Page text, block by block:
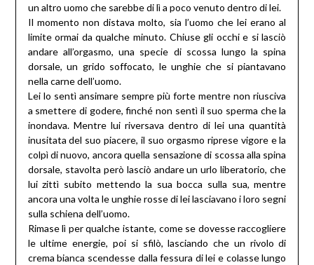
un altro uomo che sarebbe di lì a poco venuto dentro di lei.
Il momento non distava molto, sia l’uomo che lei erano al
limite ormai da qualche minuto. Chiuse gli occhi e si lasciò
andare all’orgasmo, una specie di scossa lungo la spina
dorsale, un grido soffocato, le unghie che si piantavano
nella carne dell’uomo.
Lei lo sentì ansimare sempre più forte mentre non riusciva
a smettere di godere, finché non sentì il suo sperma che la
inondava. Mentre lui riversava dentro di lei una quantità
inusitata del suo piacere, il suo orgasmo riprese vigore e la
colpì di nuovo, ancora quella sensazione di scossa alla spina
dorsale, stavolta però lasciò andare un urlo liberatorio, che
lui zittì subito mettendo la sua bocca sulla sua, mentre
ancora una volta le unghie rosse di lei lasciavano i loro segni
sulla schiena dell’uomo.
Rimase lì per qualche istante, come se dovesse raccogliere
le ultime energie, poi si sfilò, lasciando che un rivolo di
crema bianca scendesse dalla fessura di lei e colasse lungo